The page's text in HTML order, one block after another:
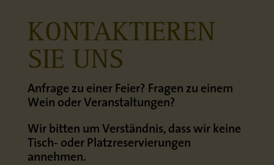
KONTAKTIEREN
SIE UNS
Anfrage zu einer Feier? Fragen zu einem
Wein oder Veranstaltungen?
Wir bitten um Verständnis, dass wir keine
Tisch- oder Platzreservierungen
annehmen.